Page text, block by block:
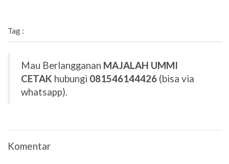
Tag :
Mau Berlangganan MAJALAH UMMI
CETAK hubungi 081546144426 (bisa via
whatsapp).
Komentar